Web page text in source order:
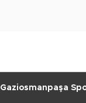
Gaziosmanpaşa